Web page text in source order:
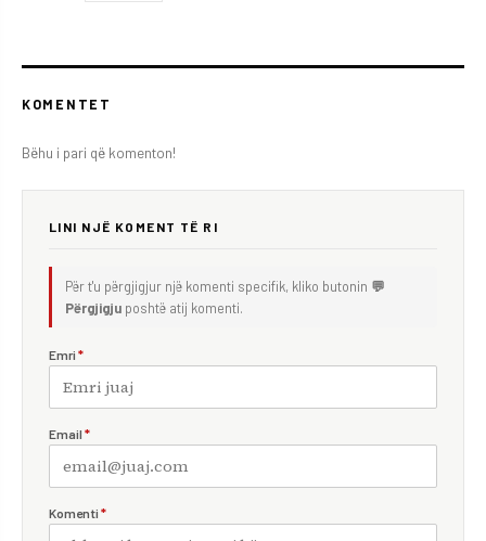
KOMENTET
Bëhu i pari që komenton!
LINI NJË KOMENT TË RI
Për t'u përgjigjur një komenti specifik, kliko butonin 💬
Përgjigju poshtë atij komenti.
Emri *
Email *
Komenti *